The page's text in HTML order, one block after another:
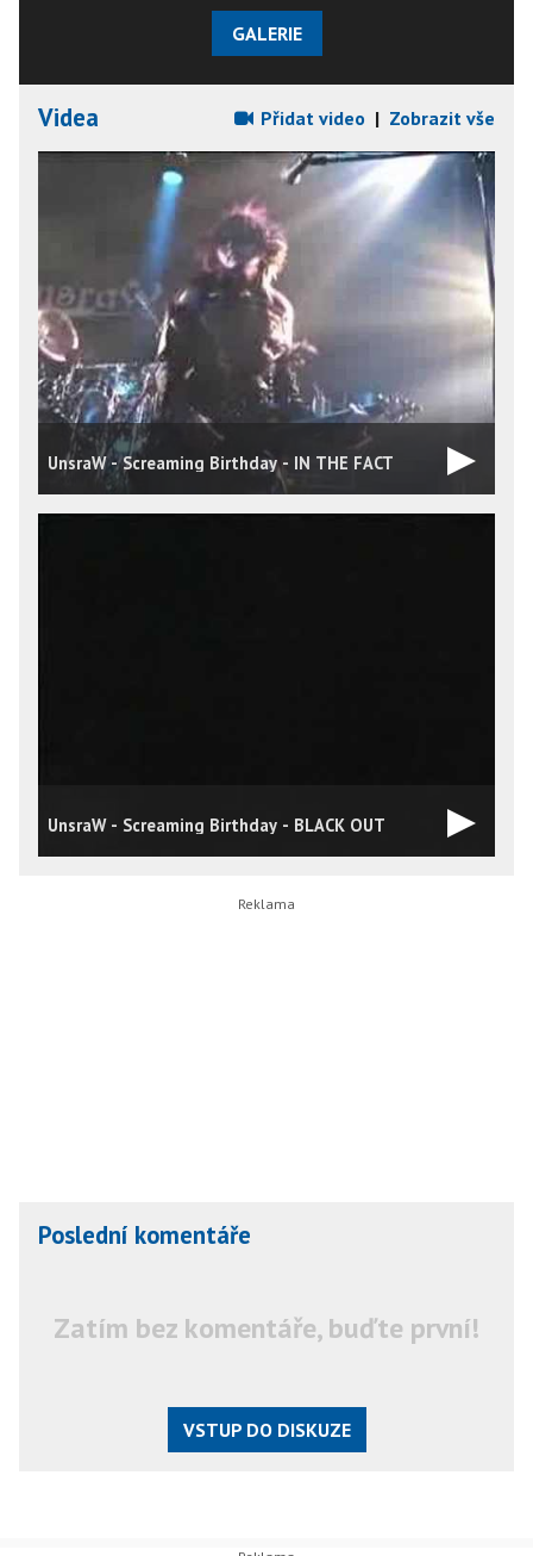
GALERIE
Videa Přidat video | Zobrazit vše
UnsraW - Screaming Birthday - IN THE FACT
UnsraW - Screaming Birthday - BLACK OUT
Poslední komentáře
Zatím bez komentáře, buďte první!
VSTUP DO DISKUZE